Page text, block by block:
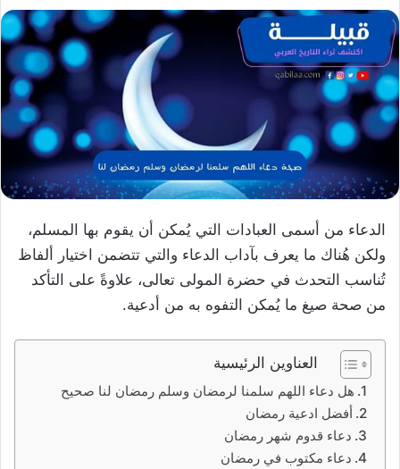
الدعاء من أسمى العبادات التي يُمكن أن يقوم بها المسلم،
ولكن هُناك ما يعرف بآداب الدعاء والتي تتضمن اختيار ألفاظ
تُناسب التحدث في حضرة المولى تعالى، علاوةً على التأكد
من صحة صيغ ما يُمكن التفوه به من أدعية.
العناوين الرئيسية
هل دعاء اللهم سلمنا لرمضان وسلم رمضان لنا صحيح
أفضل ادعية رمضان
دعاء قدوم شهر رمضان
دعاء مكتوب في رمضان